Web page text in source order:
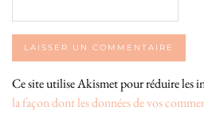
Ce site utilise Akismet pour réduire les
la façon dont les données de vos